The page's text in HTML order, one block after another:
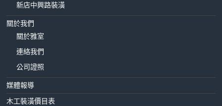
新店中興路裝潢
關於我們
關於雅室
連絡我們
公司證照
媒體報導
木工裝潢價目表